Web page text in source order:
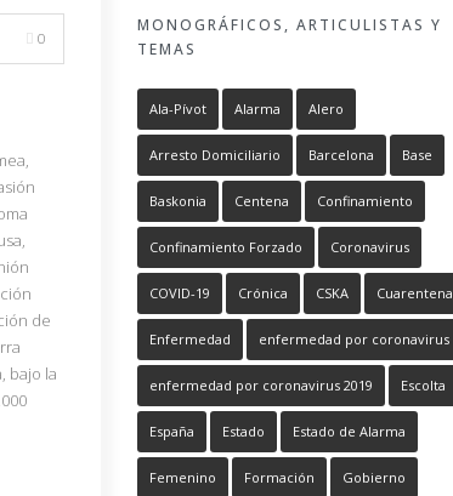
0
de
bajo la
MONOGRÁFICOS, ARTICULISTAS Y
TEMAS
Ala-Pívot Alarma Alero
Arresto Domiciliario Barcelona Base
Baskonia Centena Confinamiento
Confinamiento Forzado Coronavirus
COVID-19 Crónica CSKA Cuarentena
Enfermedad enfermedad por coronavirus
enfermedad por coronavirus 2019 Escolta
España Estado Estado de Alarma
Femenino Formación Gobierno